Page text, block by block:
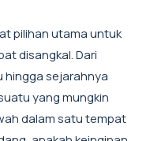
pilihan utama untuk
disangkal. Dari
hingga sejarahnya
yang mungkin
dalam satu tempat